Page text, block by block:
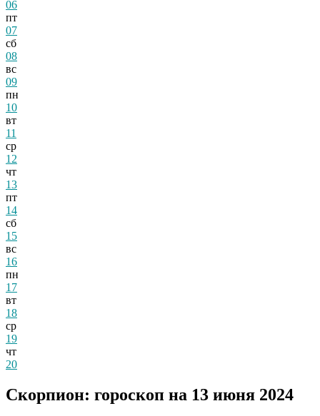
06
пт
07
сб
08
вс
09
пн
10
вт
11
ср
12
чт
13
пт
14
сб
15
вс
16
пн
17
вт
18
ср
19
чт
20
Скорпион: гороскоп на 13 июня 2024